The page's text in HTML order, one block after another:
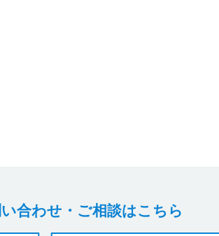
合わせ・ご相談はこちら